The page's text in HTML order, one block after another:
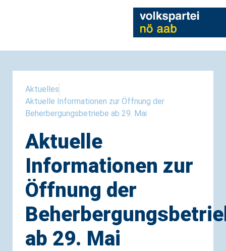
Aktuelles
Aktuelle Informationen zur Öffnung der
Beherbergungsbetriebe ab 29. Mai
Aktuelle
Informationen zur
Öffnung der
ab 29. Mai